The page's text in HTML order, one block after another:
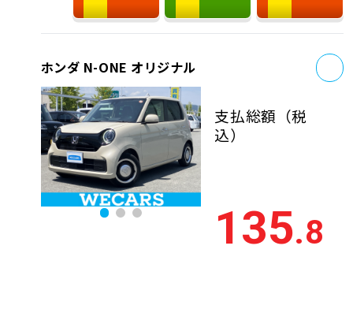
ホンダ N-ONE オリジナル
支払総額 （税
込）
135.8